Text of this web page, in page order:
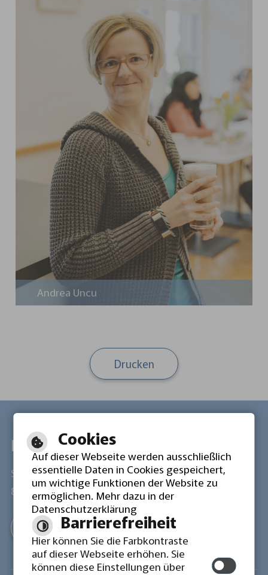
Andrea Uncu
Drucken
Lokale Agenda 21 Ehingen
Schulgasse 21
89584 Ehingen
Tel: 07391 503 4612
Fax: 07391 503 4146
Mail schreiben
Cookies
Auf dieser Webseite werden ausschließlich
essentielle Daten in Cookies gespeichert,
um wichtige Funktionen der Website zu
ermöglichen. Mehr dazu in der
Datenschutzerklärung
Barrierefreiheit
Hier können Sie die Farbkontraste
auf dieser Webseite erhöhen. Sie
können diese Einstellungen über